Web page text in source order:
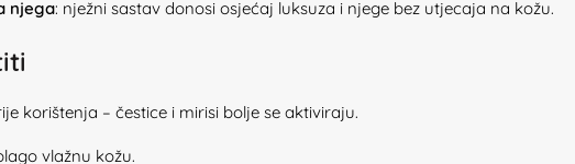
njega: nježni sastav donosi osjećaj luksuza i njege bez utjecaja na kožu.
korištenja – čestice i mirisi bolje se aktiviraju.
vlažnu kožu.